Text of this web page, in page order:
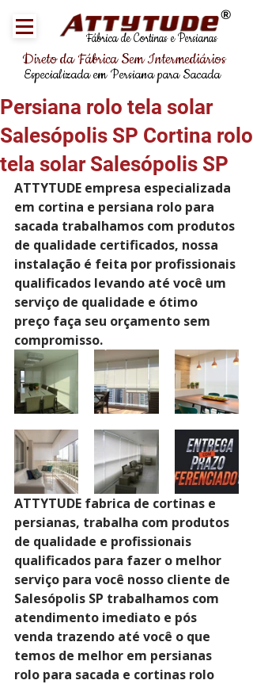
Fábrica de Cortinas e Persianas
®
Direto da Fábrica Sem Intermediários
Especializada em Persiana para Sacada
Persiana rolo tela solar
Salesópolis SP Cortina rolo
tela solar Salesópolis SP
ATTYTUDE empresa especializada
em cortina e persiana rolo para
sacada trabalhamos com produtos
de qualidade certificados, nossa
instalação é feita por profissionais
qualificados levando até você um
serviço de qualidade e ótimo
preço faça seu orçamento sem
compromisso.
ATTYTUDE fabrica de cortinas e
persianas, trabalha com produtos
de qualidade e profissionais
qualificados para fazer o melhor
serviço para você nosso cliente de
Salesópolis SP trabalhamos com
atendimento imediato e pós
venda trazendo até você o que
temos de melhor em persianas
rolo para sacada e cortinas rolo